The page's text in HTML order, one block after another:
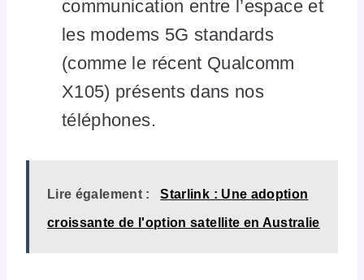
communication entre l’espace et
les modems 5G standards
(comme le récent Qualcomm
X105) présents dans nos
téléphones.
Lire également : Starlink : Une adoption
croissante de l'option satellite en Australie